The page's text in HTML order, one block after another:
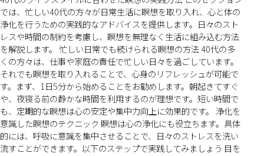
では、忙しい40代の方々が日常生活に瞑想を取り入れ、心と体の
浄化を行うための実践的なアドバイスを提供します。日々のスト
レスや時間の制約を考慮し、瞑想を無理なく生活に組み込む方法
を解説します。 忙しい日常でも続けられる瞑想の方法 40代の多
くの方々は、仕事や家庭の責任で忙しい日々を過ごしています。
それでも瞑想を取り入れることで、心身のリフレッシュが可能で
す。まず、1日5分から始めることをお勧めします。朝起きてすぐ
や、夜寝る前の静かな時間を利用するのが理想です。短い時間で
も、定期的な瞑想は心の安定や集中力向上に効果的です。 浄化を
意識した瞑想のテクニック 瞑想は心の浄化にも役立ちます。具体
的には、呼吸に意識を集中させることで、日々のストレスを洗い
流すことができます。以下のステップで実践してみましょう 目を